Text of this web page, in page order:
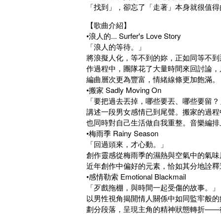
「找到」，卻忘了「走著」本身就很值
【歌曲介紹】
•浪人的... Surfer's Love Story
「浪人的等待。」
將浪擬人化，等不到的妳，正如同等不
作過程中，團隊花了大量時間來回討論
編曲層次更為豐富，情緒線條更加飽滿。
•搬家 Sadly Moving On
「要把過去丟掉，哪些要丟、哪些要留
講述一段男女感情已到尾聲。搬家的過
也同時對自己生活做自我重整。音樂編
•梅雨季 Rainy Season
「回過頭來，才心動。」
創作靈感從梅雨季的濕熱與空氣中的氣
近年創作中偏好的元素，恰如其分地詮
•感情勒索 Emotional Blackmail
「歹戲拖棚，與時間一起受傷的故事。」
以男性視角揭開情人關係中如同監牢般
劃分段落，呈現主角的精神狀態轉折——